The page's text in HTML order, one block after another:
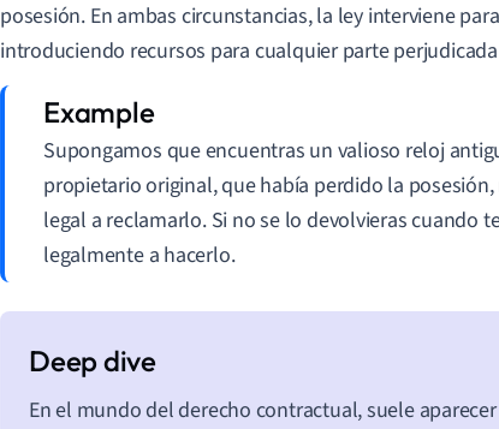
posesión. En ambas circunstancias, la ley interviene
introduciendo recursos para cualquier parte
Supongamos que encuentras un valioso reloj
propietario original, que había perdido la
legal a reclamarlo. Si no se lo devolvieras cuando
legalmente a hacerlo.
En el mundo del derecho contractual, suele